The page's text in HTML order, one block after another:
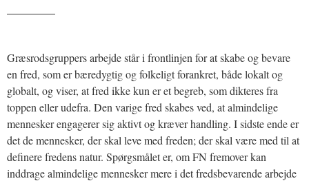
Græsrodsgruppers arbejde står i frontlinjen for at skabe og bevare
en fred, som er bæredygtig og folkeligt forankret, både lokalt og
globalt, og viser, at fred ikke kun er et begreb, som dikteres fra
toppen eller udefra. Den varige fred skabes ved, at almindelige
mennesker engagerer sig aktivt og kræver handling. I sidste ende er
det de mennesker, der skal leve med freden; der skal være med til at
definere fredens natur. Spørgsmålet er, om FN fremover kan
inddrage almindelige mennesker mere i det fredsbevarende arbejde